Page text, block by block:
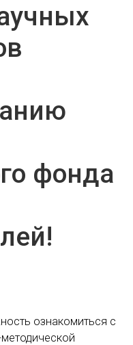
фонда
ознакомиться с